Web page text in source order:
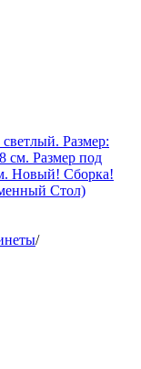
Размер:
см. Размер под
Новый! Сборка!
Стол)
/